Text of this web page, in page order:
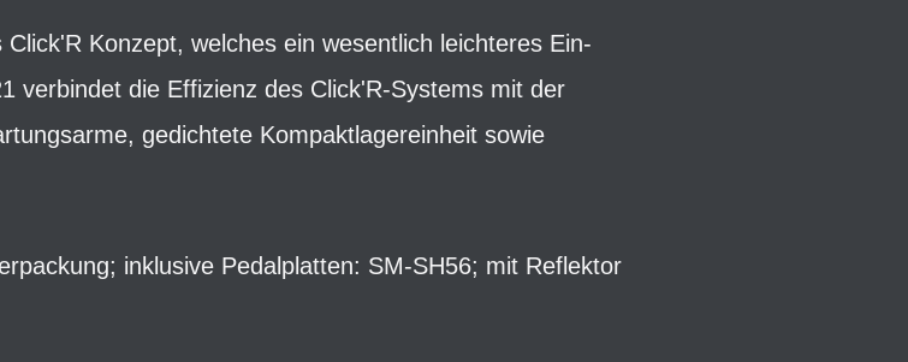
Konzept, welches ein wesentlich leichteres Ein-
verbindet die Effizienz des Click'R-Systems mit der
gedichtete Kompaktlagereinheit sowie
inklusive Pedalplatten: SM-SH56; mit Reflektor